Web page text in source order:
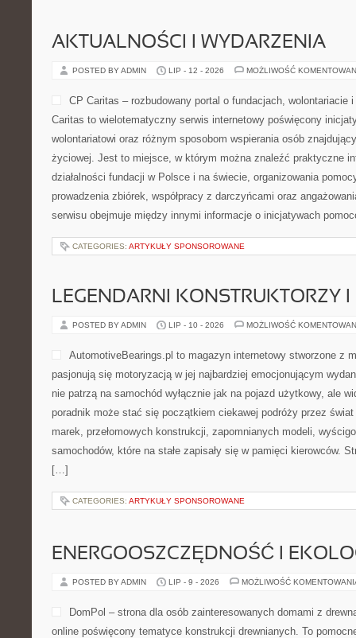
AKTUALNOŚCI I WYDARZENIA
POSTED BY ADMIN LIP - 12 - 2026 MOŻLIWOŚĆ
CP Caritas – rozbudowany portal o fundacjach, wolontariacie
Caritas to wielotematyczny serwis internetowy poświęcony
wolontariatowi oraz różnym sposobom wspierania osób
życiowej. Jest to miejsce, w którym można znaleźć praktyczne
działalności fundacji w Polsce i na świecie, organizowania
prowadzenia zbiórek, współpracy z darczyńcami oraz
serwisu obejmuje między innymi informacje o inicjatywach
CATEGORIES: ARTYKUŁY SPONSOROWANE
LEGENDARNI KONSTRUKTORZY
POSTED BY ADMIN LIP - 10 - 2026 MOŻLIWOŚĆ
AutomotiveBearings.pl to magazyn internetowy stworzone z
pasjonują się motoryzacją w jej najbardziej emocjonującym
nie patrzą na samochód wyłącznie jak na pojazd użytkowy, ale
poradnik może stać się początkiem ciekawej podróży przez
marek, przełomowych konstrukcji, zapomnianych modeli,
samochodów, które na stałe zapisały się w pamięci kierowców.
[…]
CATEGORIES: ARTYKUŁY SPONSOROWANE
ENERGOOSZCZĘDNOŚĆ I
POSTED BY ADMIN LIP - 9 - 2026 MOŻLIWOŚĆ
DomPol – strona dla osób zainteresowanych domami z
online poświęcony tematyce konstrukcji drewnianych. To